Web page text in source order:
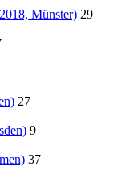
Münster) 29
27
9
37